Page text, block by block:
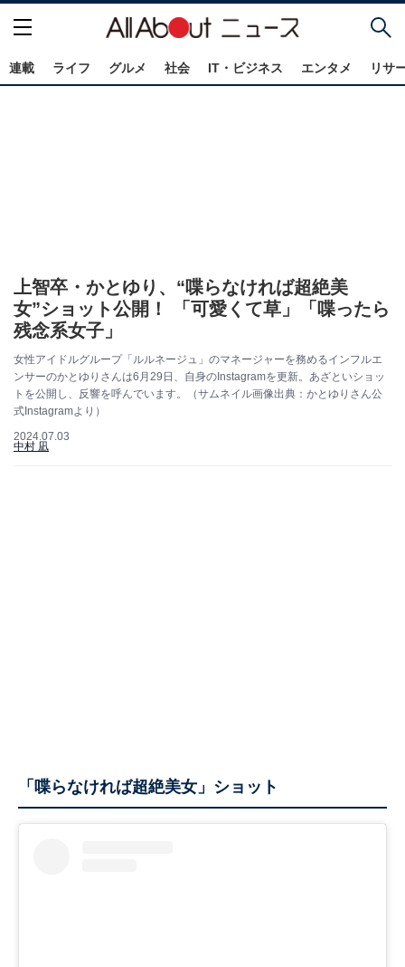
連載 ライフ グルメ 社会 IT・ビジネス エンタメ リサ
上智卒・かとゆり、“喋らなければ超絶美
女”ショット公開！ 「可愛くて草」「喋ったら
残念系女子」
女性アイドルグループ「ルルネージュ」のマネージャーを務めるインフルエ
ンサーのかとゆりさんは6月29日、自身のInstagramを更新。あざといショッ
トを公開し、反響を呼んでいます。（サムネイル画像出典：かとゆりさん公
式Instagramより）
2024.07.03
中村 凪
「喋らなければ超絶美女」ショット